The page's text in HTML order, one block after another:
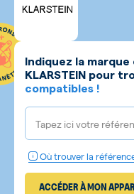
Indiquez la
KLARSTEIN pour
compatibles !
Tapez ici votre
Où trouver la
ACCÉDER À MON